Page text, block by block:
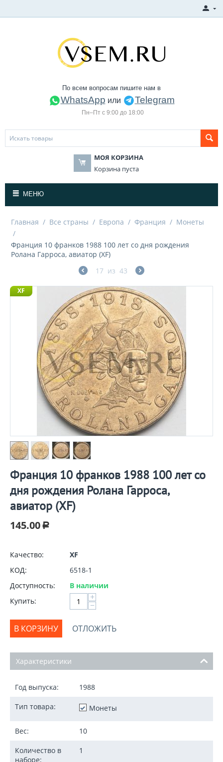
По всем вопросам пишите нам в
WhatsApp или Telegram
Пн–Пт с 9:00 до 18:00
МОЯ КОРЗИНА
Корзина пуста
МЕНЮ
Главная / Все страны / Европа / Франция / Монеты
/
Франция 10 франков 1988 100 лет со дня рождения
Ролана Гарроса, авиатор (XF)
17 из 43
XF
Франция 10 франков 1988 100 лет со
дня рождения Ролана Гарроса,
авиатор (XF)
145.00 Р
Качество:
XF
КОД:
6518-1
Доступность:
В наличии
Купить:
+
−
В КОРЗИНУ ОТЛОЖИТЬ
Характеристики
Год выпуска: 1988
Тип товара: Монеты
Вес: 10
Количество в
наборе:
1